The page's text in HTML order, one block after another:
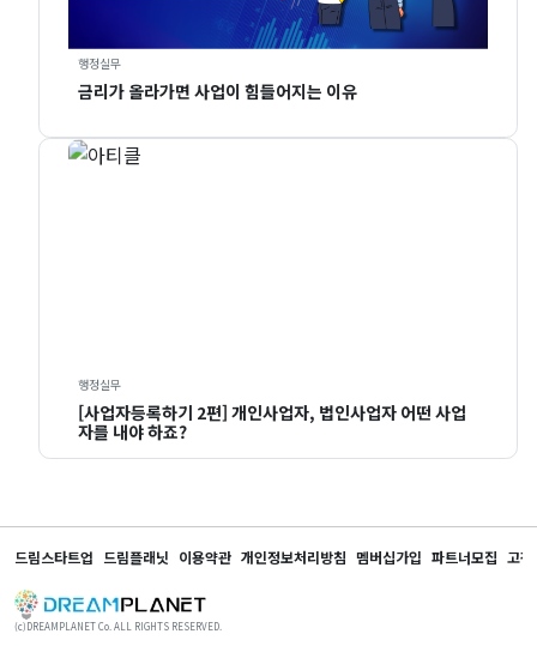
행정실무
금리가 올라가면 사업이 힘들어지는 이유
행정실무
[사업자등록하기 2편] 개인사업자, 법인사업자 어떤 사업
자를 내야 하죠?
드림스타트업 드림플래닛 이용약관 개인정보처리방침 멤버십가입 파트너모집 고객
(c)DREAMPLANET Co. ALL RIGHTS RESERVED.